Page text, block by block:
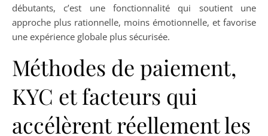
débutants, c’est une fonctionnalité qui soutient une
approche plus rationnelle, moins émotionnelle, et favorise
une expérience globale plus sécurisée.
Méthodes de paiement,
KYC et facteurs qui
accélèrent réellement les